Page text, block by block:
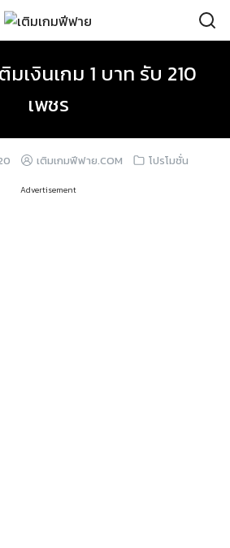
มเงินเกม 1 บาท รับ 210
เพชร
เติมเกมฟีฟาย.COM โปรโมชั่น
Advertisement